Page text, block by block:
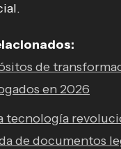
de
en 2026
tecnología
de documentos